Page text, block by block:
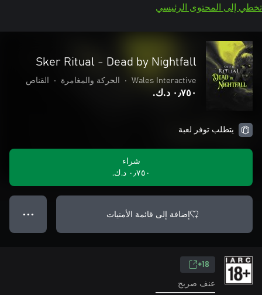
تخطي إلى المحتوى الرئيسي
Sker Ritual - Dead by Nightfall
Wales Interactive
• الحركة والمغامرة • القناص
٠٫٧٥٠ د.ك.‏
يتطلب توفر لعبة
شراء
٠٫٧٥٠ د.ك.‏
إضافة إلى قائمة الأمنيات ● ● ●
18+
عنف صريح